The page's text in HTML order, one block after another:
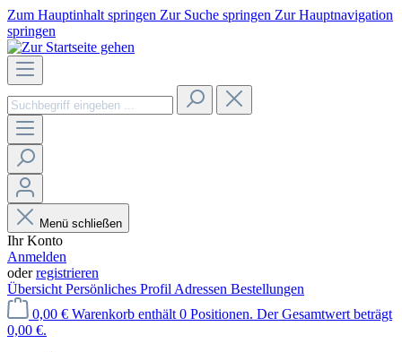
Zum Hauptinhalt springen Zur Suche springen Zur Hauptnavigation
springen
Menü schließen
Ihr Konto
Anmelden
oderregistrieren
Übersicht Persönliches Profil Adressen Bestellungen
0,00 € Warenkorb enthält 0 Positionen. Der Gesamtwert beträgt
0,00 €.